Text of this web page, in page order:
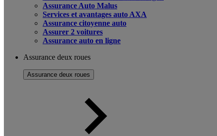
Assurance Auto Malus
Services et avantages auto AXA
Assurance citoyenne auto
Assurer 2 voitures
Assurance auto en ligne
Assurance deux roues
Assurance deux roues